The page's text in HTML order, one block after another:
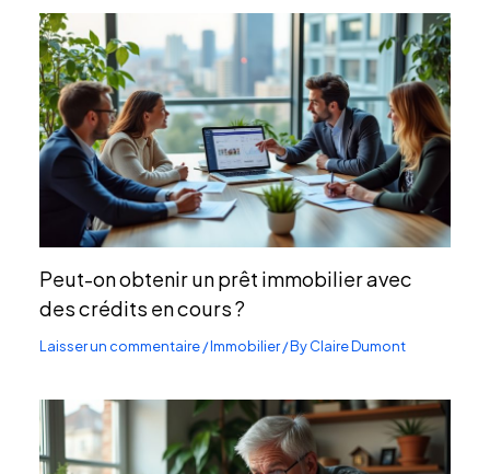
Peut-on obtenir un prêt immobilier avec
des crédits en cours ?
Laisser un commentaire/Immobilier/ ByClaire Dumont